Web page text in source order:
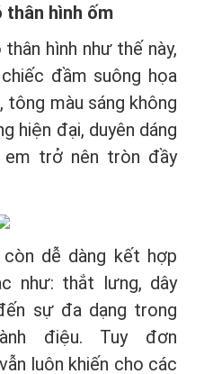
thân hình ốm
hình như thế này,
đầm suông họa
màu sáng không
hiện đại, duyên dáng
trở nên tròn đầy
dễ dàng kết hợp
như: thắt lưng, dây
sự đa dạng trong
điệu. Tuy đơn
luôn khiến cho các